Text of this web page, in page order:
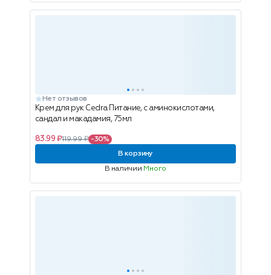
Нет отзывов
Крем для рук Cedra Питание, с аминокислотами,
сандал и макадамия, 75мл
83.99 ₽119.99 ₽ -30%
В корзину
В наличии Много